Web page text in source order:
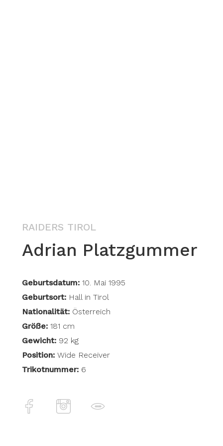
RAIDERS TIROL
Adrian Platzgummer
Geburtsdatum:10. Mai 1995
Geburtsort: Hall in Tirol
Nationalität:Österreich
Größe:181 cm
Gewicht:92 kg
Position:Wide Receiver
Trikotnummer: 6